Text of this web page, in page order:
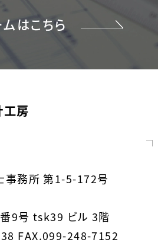
はこちら
房
事務所 第1-5-172号
9号 tsk39 ビル 3階
FAX.099-248-7152